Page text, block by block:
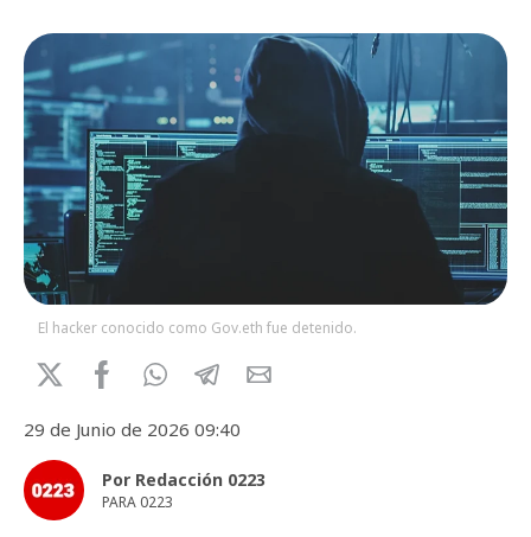
El hacker conocido como Gov.eth fue detenido.
29 de Junio de 2026 09:40
Por Redacción 0223
PARA 0223